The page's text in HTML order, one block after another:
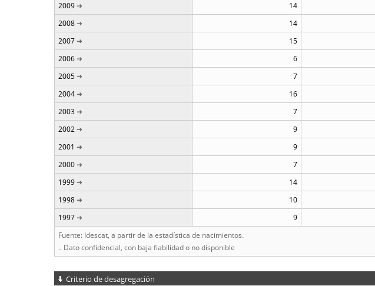
2009
14
2008
14
2007
15
2006
6
2005
7
2004
16
2003
7
2002
9
2001
9
2000
7
1999
14
1998
10
1997
9
Fuente: Idescat, a partir de la estadística de nacimientos.
.. Dato confidencial, con baja fiabilidad o no disponible
Criterio de desagregación